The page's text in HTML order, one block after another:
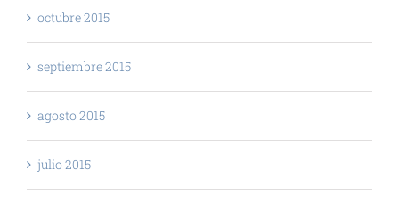
octubre 2015
septiembre 2015
agosto 2015
julio 2015